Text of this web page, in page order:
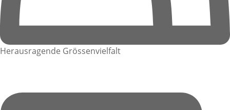
Herausragende Grössenvielfalt